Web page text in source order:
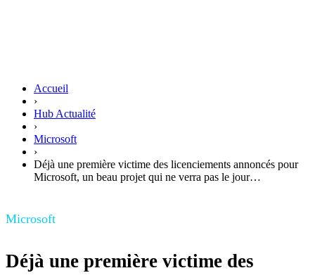
Accueil
›
Hub Actualité
›
Microsoft
›
Déjà une première victime des licenciements annoncés pour
Microsoft, un beau projet qui ne verra pas le jour…
Microsoft
Déjà une première victime des